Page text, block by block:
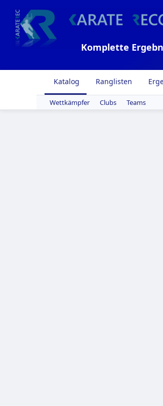
Komplette
Katalog Ranglisten
Wettkämpfer Clubs Teams